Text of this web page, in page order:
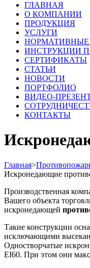
ГЛАВНАЯ
О КОМПАНИИ
ПРОДУКЦИЯ
УСЛУГИ
ИНСТРУКЦИИ
СЕРТИФИКАТЫ
СТАТЬИ
НОВОСТИ
ПОРТФОЛИО
ВИДЕО-
КОНТАКТЫ
Главная>
Искронедающие
Производственная
Вашего объекта
искронедающей
Такие конструкции
исключающими
Одностворчатые
EI60. При этом они